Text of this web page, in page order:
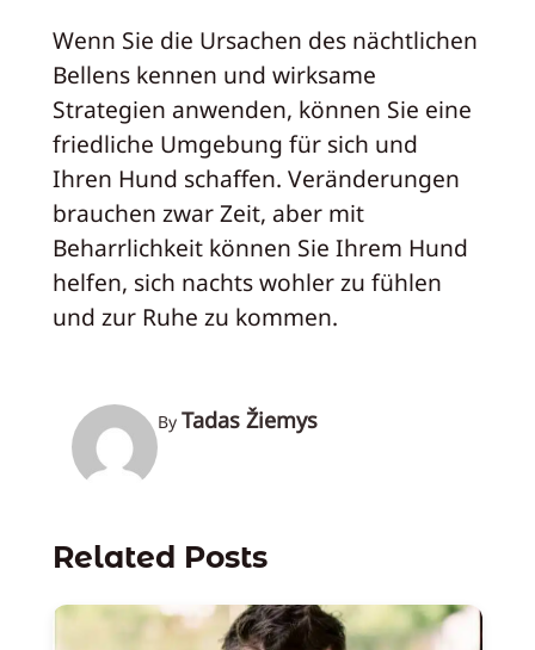
Wenn Sie die Ursachen des nächtlichen
Bellens kennen und wirksame
Strategien anwenden, können Sie eine
friedliche Umgebung für sich und
Ihren Hund schaffen. Veränderungen
brauchen zwar Zeit, aber mit
Beharrlichkeit können Sie Ihrem Hund
helfen, sich nachts wohler zu fühlen
und zur Ruhe zu kommen.
By Tadas Žiemys
Related Posts